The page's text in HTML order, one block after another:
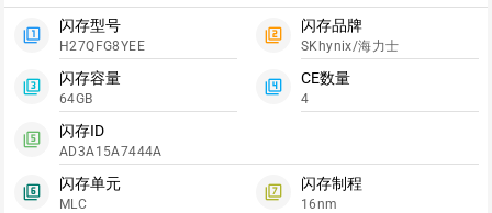
▪Flashinfo提供的所有数据仅供参考，DIY
本来就有不确定性，任何第三方工具提供的
数据都不要100%相信，包括量产工具都不
一定可信的，因为数据都可以改，一定要有
正确的认知，不要随大流
▪如果发现数据有错误，或者存在误导，欢
迎积极反馈，Flashinfo尽量维护最正确的
指导性数据
▪Flashinfo APP更新技术规格和量产工具标
签啦，使用更加丝滑，快点击下载吧
filter_1
闪存型号
H27QFG8YEE
filter_2
闪存品牌
SKhynix/海力士
filter_3
闪存容量
64GB
filter_4
CE数量
4
filter_5
闪存ID
AD3A15A7444A
filter_6
闪存单元
MLC
filter_7
闪存制程
16nm